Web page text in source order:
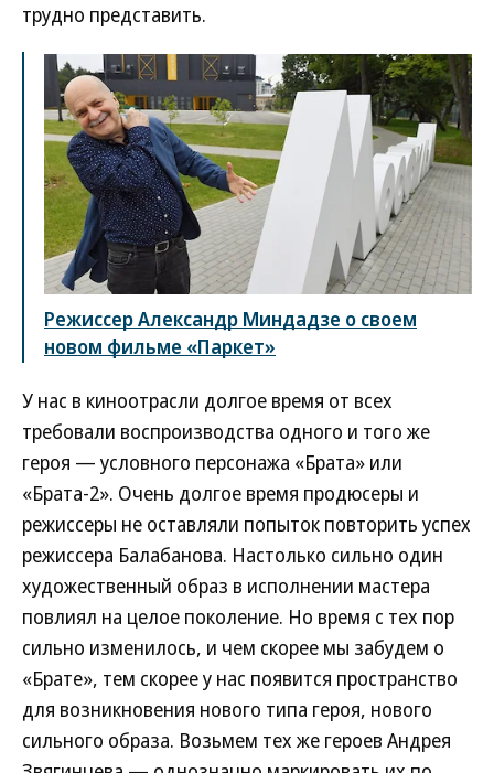
трудно представить.
Режиссер Александр Миндадзе о своем
новом фильме «Паркет»
У нас в киноотрасли долгое время от всех
требовали воспроизводства одного и того же
героя — условного персонажа «Брата» или
«Брата-2». Очень долгое время продюсеры и
режиссеры не оставляли попыток повторить успех
режиссера Балабанова. Настолько сильно один
художественный образ в исполнении мастера
повлиял на целое поколение. Но время с тех пор
сильно изменилось, и чем скорее мы забудем о
«Брате», тем скорее у нас появится пространство
для возникновения нового типа героя, нового
сильного образа. Возьмем тех же героев Андрея